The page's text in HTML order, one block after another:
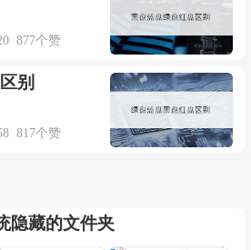
877个赞
别
817个赞
隐藏的文件夹